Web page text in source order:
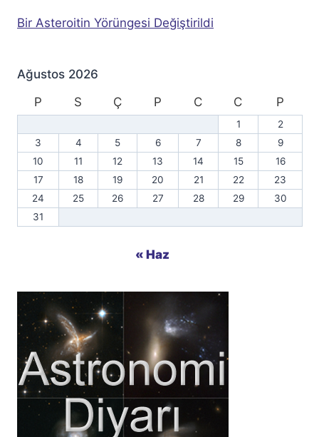
Bir Asteroitin Yörüngesi Değiştirildi
Ağustos 2026
P
S Ç P C C P
1
2
3
4 5 6 7 8
9
10
11 12 13 14 15
16
17
18 19 20 21 22
23
24
25 26 27 28 29
30
31
« Haz